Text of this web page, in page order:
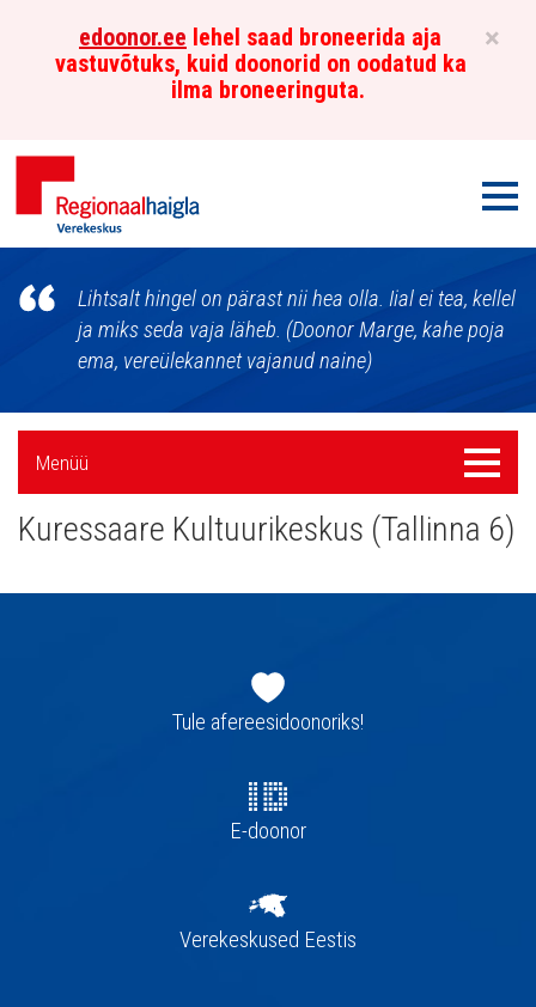
×
edoonor.ee lehel saad broneerida aja
vastuvõtuks, kuid doonorid on oodatud ka
ilma broneeringuta.
Põhja-
Eesti
Regionaalhaigla
Verekeskus
Lihtsalt hingel on pärast nii hea olla. Iial ei tea, kellel
ja miks seda vaja läheb. (Doonor Marge, kahe poja
ema, vereülekannet vajanud naine)
Külgpaani
navigatsioon
Menüü
Menüü
Kuressaare Kultuurikeskus (Tallinna 6)
navigatsioonTule afereesidoonoriks!
E-doonor
Verekeskused Eestis